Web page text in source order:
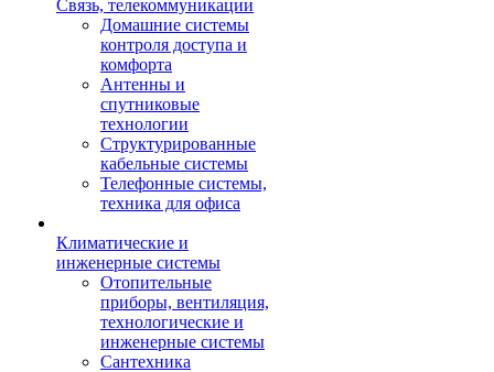
Связь, телекоммуникации
Домашние системы
контроля доступа и
комфорта
Антенны и
спутниковые
технологии
Структурированные
кабельные системы
Телефонные системы,
техника для офиса
Климатические и
инженерные системы
Отопительные
приборы, вентиляция,
технологические и
инженерные системы
Сантехника